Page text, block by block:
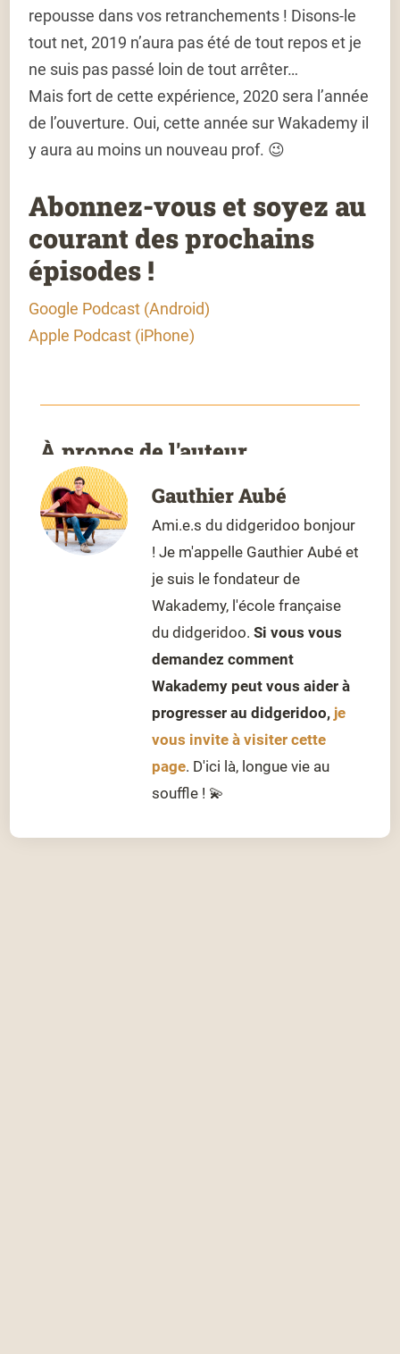
repousse dans vos retranchements ! Disons-le
tout net, 2019 n’aura pas été de tout repos et je
ne suis pas passé loin de tout arrêter…
Mais fort de cette expérience, 2020 sera l’année
de l’ouverture. Oui, cette année sur Wakademy il
y aura au moins un nouveau prof. 😉
Abonnez-vous et soyez au
courant des prochains
épisodes !
Google Podcast (Android)
Apple Podcast (iPhone)
À propos de l'auteur
Gauthier Aubé
Ami.e.s du didgeridoo bonjour
! Je m'appelle Gauthier Aubé et
je suis le fondateur de
Wakademy, l'école française
du didgeridoo.Si vous vous
demandez comment
Wakademy peut vous aider à
progresser au didgeridoo, je
vous invite à visiter cette
page. D'ici là, longue vie au
souffle ! 💫